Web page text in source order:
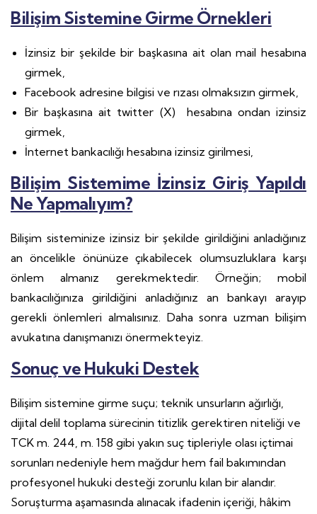
Bilişim Sistemine Girme Örnekleri
İzinsiz bir şekilde bir başkasına ait olan mail hesabına
girmek,
Facebook adresine bilgisi ve rızası olmaksızın girmek,
Bir başkasına ait twitter (X) hesabına ondan izinsiz
girmek,
İnternet bankacılığı hesabına izinsiz girilmesi,
Bilişim Sistemime İzinsiz Giriş Yapıldı
Ne Yapmalıyım?
Bilişim sisteminize izinsiz bir şekilde girildiğini anladığınız
an öncelikle önünüze çıkabilecek olumsuzluklara karşı
önlem almanız gerekmektedir. Örneğin; mobil
bankacılığınıza girildiğini anladığınız an bankayı arayıp
gerekli önlemleri almalısınız. Daha sonra uzman bilişim
avukatına danışmanızı önermekteyiz.
Sonuç ve Hukuki Destek
Bilişim sistemine girme suçu; teknik unsurların ağırlığı,
dijital delil toplama sürecinin titizlik gerektiren niteliği ve
TCK m. 244, m. 158 gibi yakın suç tipleriyle olası içtimai
sorunları nedeniyle hem mağdur hem fail bakımından
profesyonel hukuki desteği zorunlu kılan bir alandır.
Soruşturma aşamasında alınacak ifadenin içeriği, hâkim